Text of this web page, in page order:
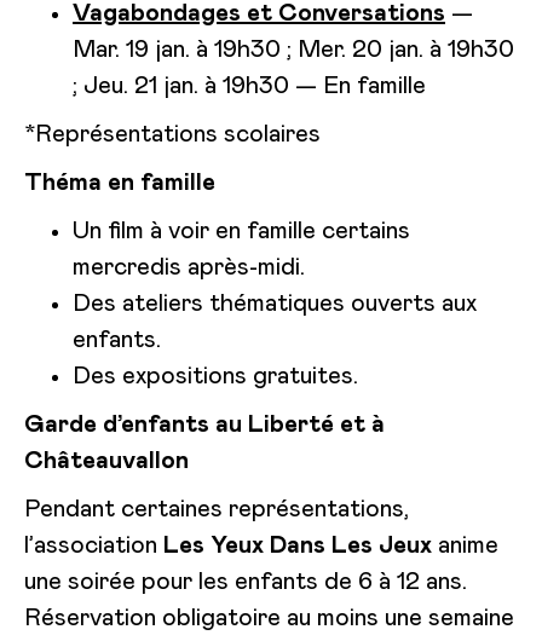
Vagabondages et Conversations —
Mar. 19 jan. à 19h30 ; Mer. 20 jan. à 19h30
; Jeu. 21 jan. à 19h30 — En famille
*Représentations scolaires
Théma en famille
Un film à voir en famille certains
mercredis après-midi.
Des ateliers thématiques ouverts aux
enfants.
Des expositions gratuites.
Garde d’enfants au Liberté et à
Châteauvallon
Pendant certaines représentations,
l’association Les Yeux Dans Les Jeux anime
une soirée pour les enfants de 6 à 12 ans.
Réservation obligatoire au moins une semaine